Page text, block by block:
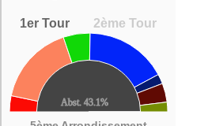
1er Tour 2ème Tour